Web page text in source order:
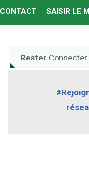
CONTACT SAISIR LE
Rester Connecter